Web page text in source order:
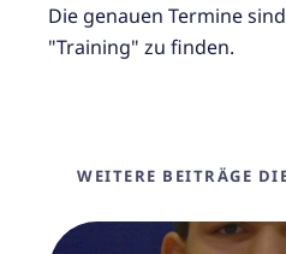
Die genauen Termine
"Training" zu finden.
WEITERE BEITRÄGE